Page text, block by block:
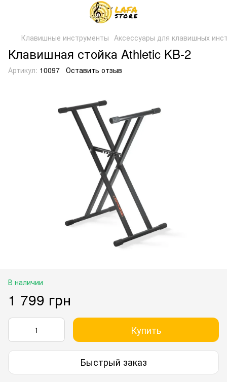
Клавишные инструменты Аксессуары для клавишных
Клавишная стойка Athletic KB-2
Артикул: 10097 Оставить отзыв
В наличии
1 799 грн
Купить
Быстрый заказ